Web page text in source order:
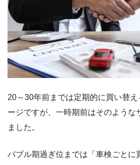
20～30年前までは定期的に買い替
ージですが、一時期前はそのような
ました。
バブル期過ぎ位までは「車検ごとに